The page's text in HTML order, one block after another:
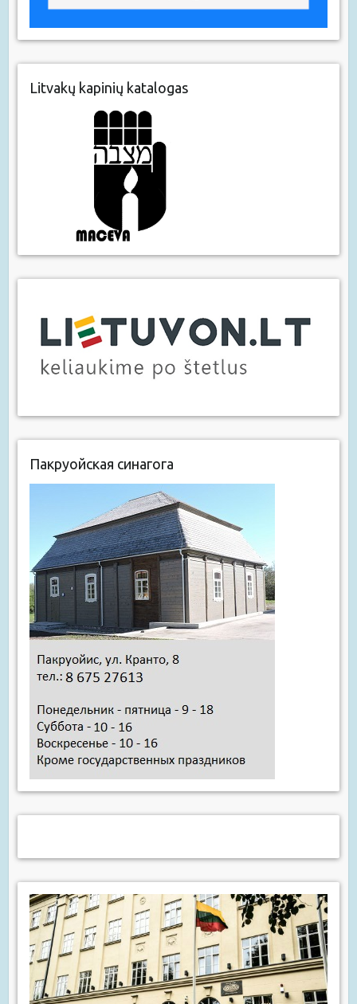
Litvakų kapinių katalogas
Пакруойская синагога